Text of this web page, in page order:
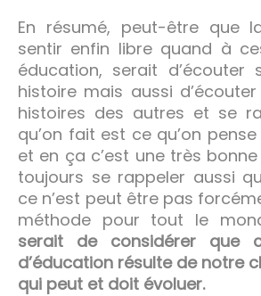
En résumé, peut-être que
sentir enfin libre quand à
éducation, serait
histoire mais aussi
histoires des autres et se
qu’on fait est ce qu’on
et en ça c’est une très
toujours se rappeler aussi
ce n’est peut être pas
méthode pour tout le
serait de considérer que
d’éducation résulte de notre
qui peut et doit évoluer.